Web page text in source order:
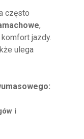
często
,
jazdy.
ulega
i